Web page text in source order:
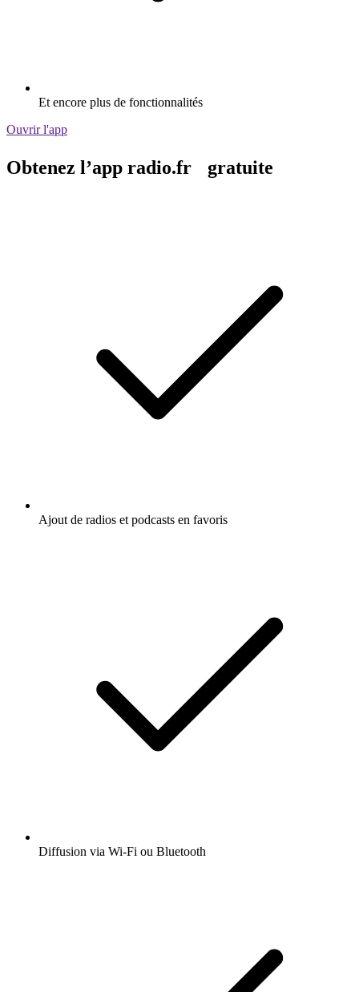
Et encore plus de fonctionnalités
Ouvrir l'app
Obtenez l’app radio.fr gratuite
Ajout de radios et podcasts en favoris
Diffusion via Wi-Fi ou Bluetooth